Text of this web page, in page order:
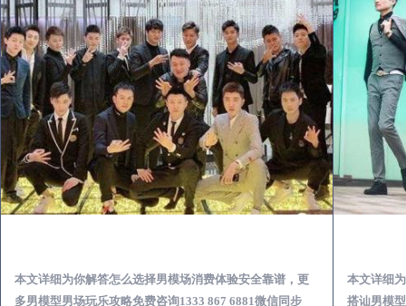
本文详细为你解答怎么选择男模场消费体验安全靠谱，更
多男模型男场玩乐攻略免费咨询1333 867 6881微信同步
本文详细
搭讪男模